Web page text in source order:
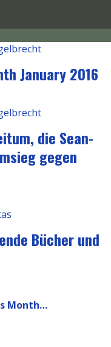
January 2016
die Sean-
gegen
Bücher und
Month…